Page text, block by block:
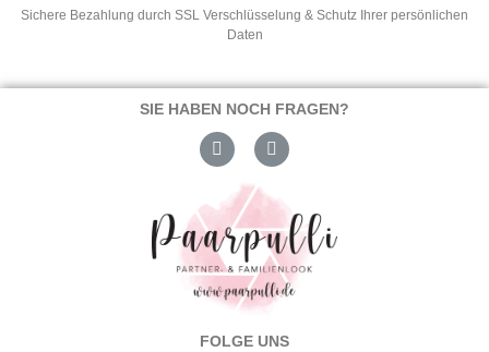
Sichere Bezahlung durch SSL Verschlüsselung & Schutz Ihrer persönlichen
Daten
SIE HABEN NOCH FRAGEN?
FOLGE UNS